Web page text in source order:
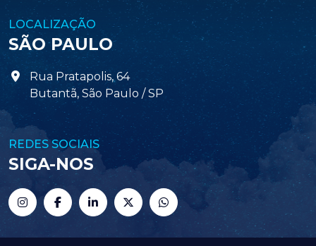
LOCALIZAÇÃO
SÃO PAULO
Rua Pratapolis, 64
Butantã, São Paulo / SP
REDES SOCIAIS
SIGA-NOS